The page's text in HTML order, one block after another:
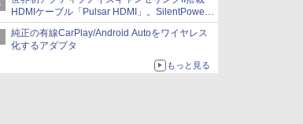
HDMIケーブル「Pulsar HDMI」。SilentPower
から
純正の有線CarPlay/Android Autoをワイヤレス
化するアダプタ
もっと見る